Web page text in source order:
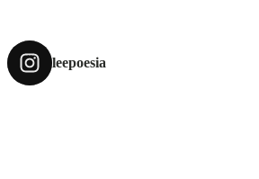
leepoesia